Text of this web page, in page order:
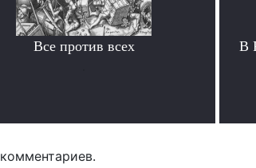
Все против всех
В